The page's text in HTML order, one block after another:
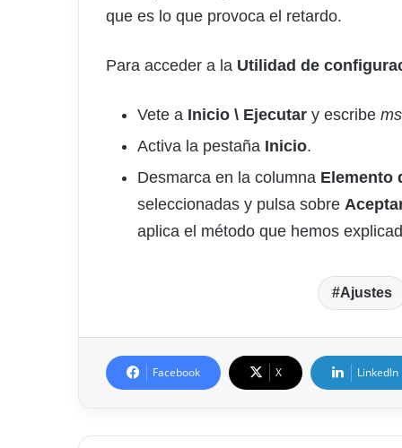
que es lo que provoca el retardo.
Para acceder a la Utilidad de
Vete a Inicio \ Ejecutar y escribe
Activa la pestaña Inicio.
Desmarca en la columna Elemento
seleccionadas y pulsa sobre
aplica el método que hemos
Ajustes
Facebook X LinkedIn